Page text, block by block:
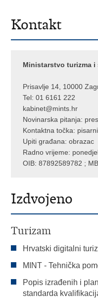
Kontakt
Ministarstvo turizma i
Prisavlje 14, 10000
Tel: 01 6161 222
kabinet@mints.hr
Novinarska pitanja:
Kontaktna točka:
Upiti građana:obrazac
Radno vrijeme:
OIB: 87892589782 ;
Izdvojeno
Turizam
Hrvatski digitalni
MINT - Tehnička
Popis izrađenih i
standarda